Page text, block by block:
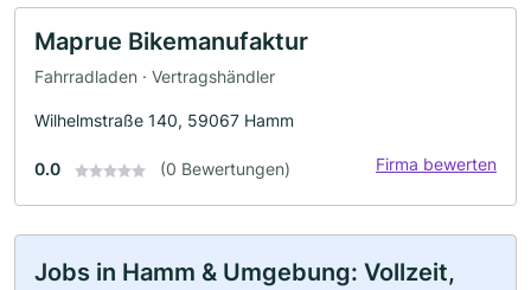
Maprue Bikemanufaktur
Fahrradladen · Vertragshändler
Wilhelmstraße 140, 59067 Hamm
0.0 (0 Bewertungen) Firma bewerten
Jobs in Hamm & Umgebung: Vollzeit,